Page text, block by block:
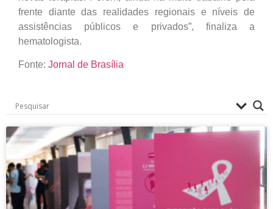
frente diante das realidades regionais e níveis de
assistências públicos e privados”, finaliza a
hematologista.
Fonte: Jornal de Brasília